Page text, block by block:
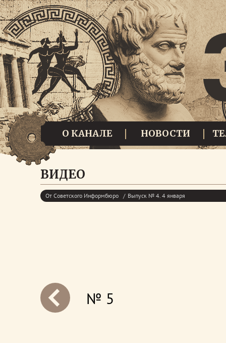
О КАНАЛЕ НОВОСТИ
ВИДЕО
От Советского Информбюро Выпуск № 4. 4 января
№ 5